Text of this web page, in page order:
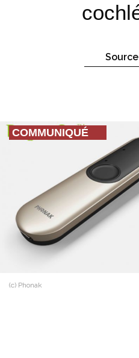
COMMUNIQUÉ
(c) Phonak